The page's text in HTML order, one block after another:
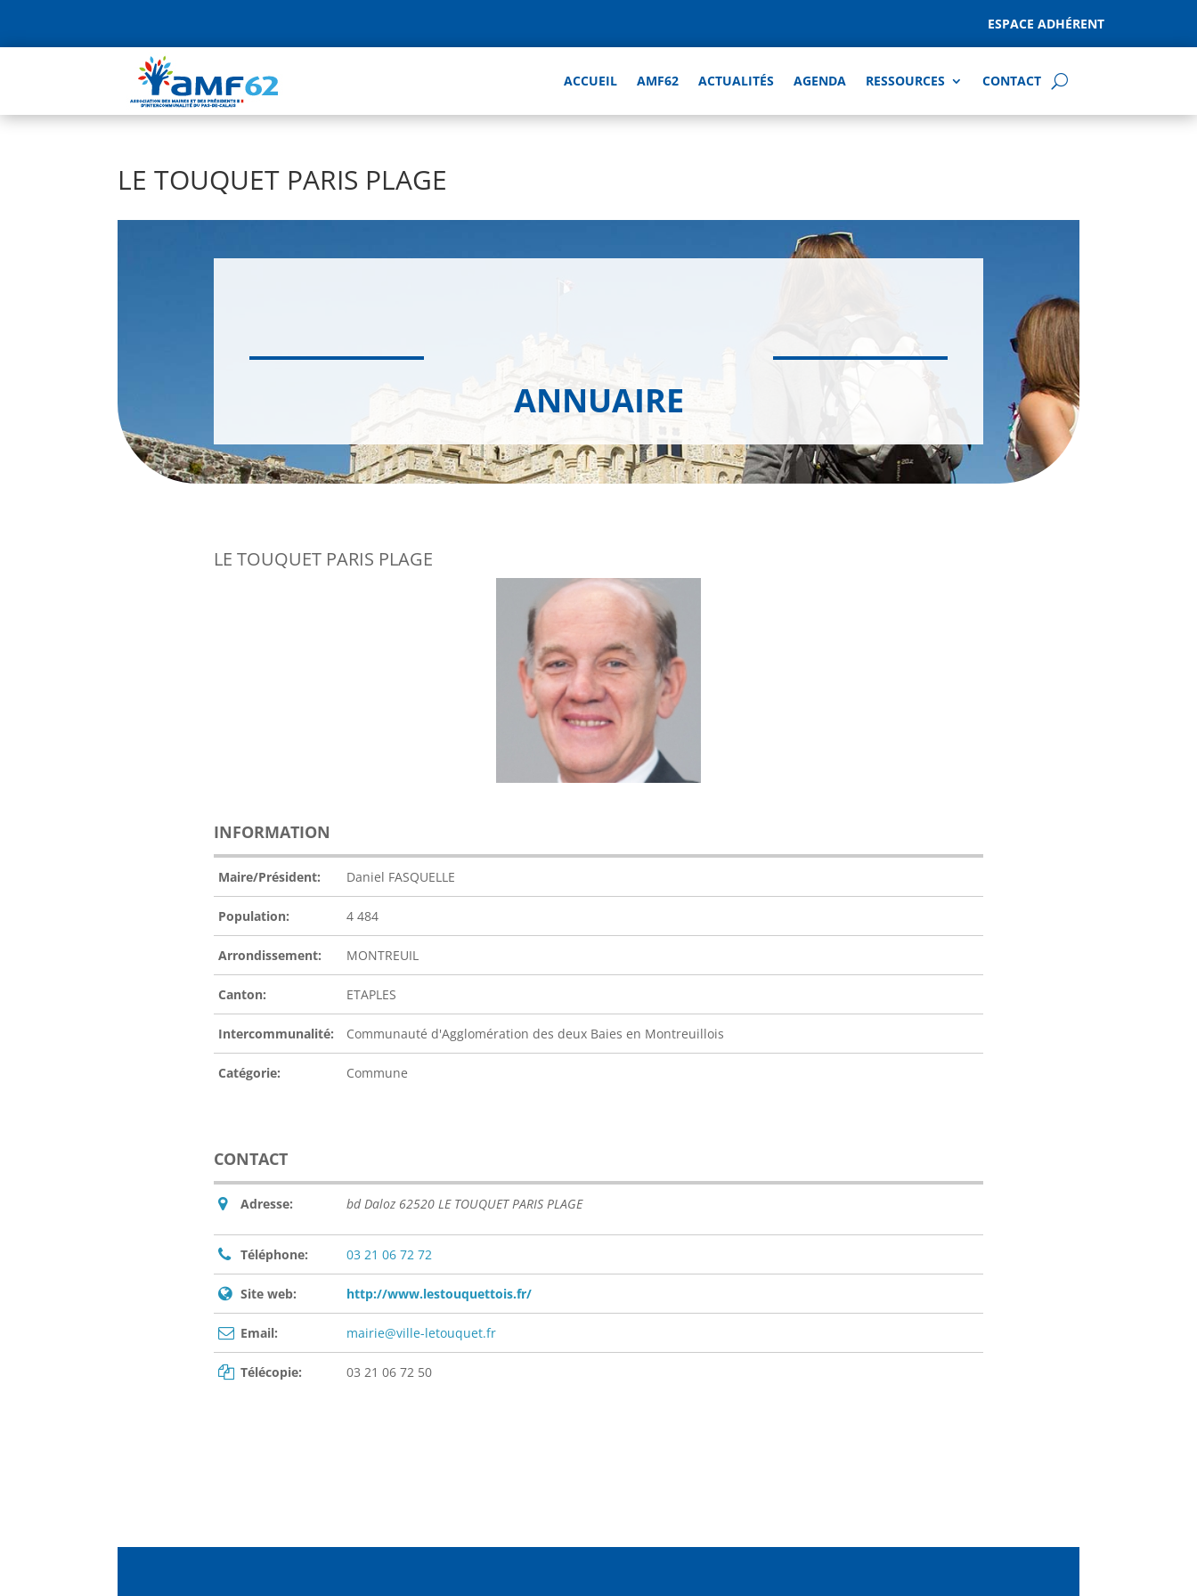
ESPACE ADHÉRENT
ACCUEIL AMF62 ACTUALITÉS AGENDA RESSOURCES CONTACT
LE TOUQUET PARIS PLAGE
ANNUAIRE
LE TOUQUET PARIS PLAGE
INFORMATION
Maire/Président: Daniel FASQUELLE
Population: 4 484
Arrondissement: MONTREUIL
Canton: ETAPLES
Intercommunalité: Communauté d'Agglomération des deux Baies en Montreuillois
Catégorie: Commune
CONTACT
Adresse: bd Daloz 62520 LE TOUQUET PARIS PLAGE
Téléphone: 03 21 06 72 72
Site web: http://www.lestouquettois.fr/
Email: mairie@ville-letouquet.fr
Télécopie: 03 21 06 72 50